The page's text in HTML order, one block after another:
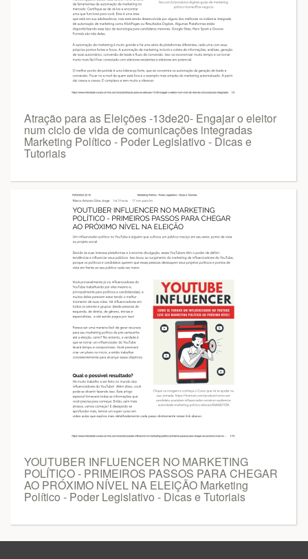
Atração para as Eleições -13de20- Engajar o eleitor
num ciclo de vida de comunicações integradas
Marketing Político - Poder Legislativo - Dicas e
Tutoriais
YOUTUBER INFLUENCER NO MARKETING
POLÍTICO - PRIMEIROS PASSOS PARA CHEGAR
AO PRÓXIMO NÍVEL NA ELEIÇÃO Marketing
Político - Poder Legislativo - Dicas e Tutoriais